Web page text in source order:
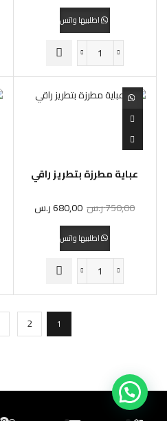
اطلبيها واتس
عباية مطرزة بتطريز راقي
750,00ر.س 680,00ر.س
اطلبيها واتس
1
2